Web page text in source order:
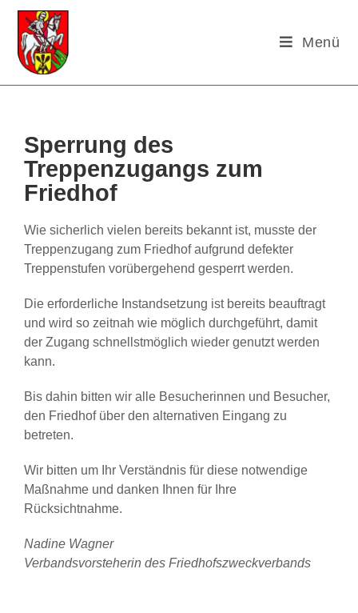
Menü
Sperrung des
Treppenzugangs zum
Friedhof
Wie sicherlich vielen bereits bekannt ist, musste der
Treppenzugang zum Friedhof aufgrund defekter
Treppenstufen vorübergehend gesperrt werden.
Die erforderliche Instandsetzung ist bereits beauftragt
und wird so zeitnah wie möglich durchgeführt, damit
der Zugang schnellstmöglich wieder genutzt werden
kann.
Bis dahin bitten wir alle Besucherinnen und Besucher,
den Friedhof über den alternativen Eingang zu
betreten.
Wir bitten um Ihr Verständnis für diese notwendige
Maßnahme und danken Ihnen für Ihre
Rücksichtnahme.
Nadine Wagner
Verbandsvorsteherin des Friedhofszweckverbands